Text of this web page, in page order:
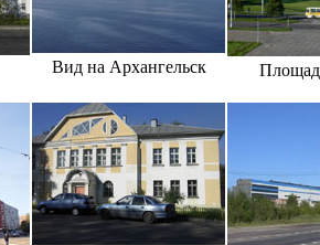
Вид на Архангельск